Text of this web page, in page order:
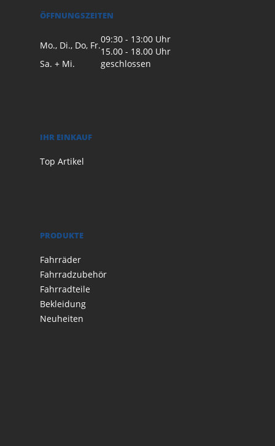
ÖFFNUNGSZEITEN
Mo., Di., Do, Fr.
09:30 - 13:00 Uhr
15.00 - 18.00 Uhr
Sa. + Mi.
geschlossen
IHR EINKAUF
Top Artikel
PRODUKTE
Fahrräder
Fahrradzubehör
Fahrradteile
Bekleidung
Neuheiten